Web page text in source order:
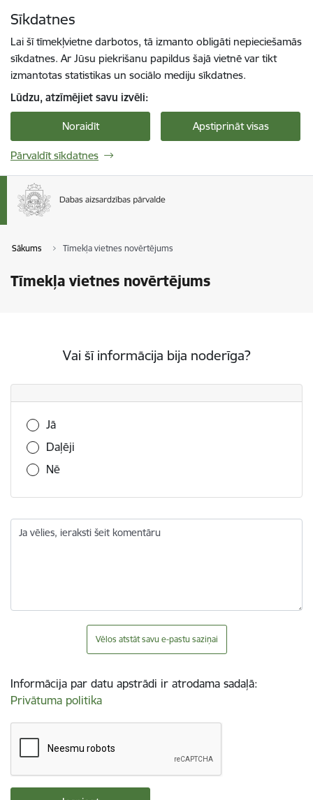
Sīkdatnes
Lai šī tīmekļvietne darbotos, tā izmanto obligāti nepieciešamās
sīkdatnes. Ar Jūsu piekrišanu papildus šajā vietnē var tikt
izmantotas statistikas un sociālo mediju sīkdatnes.
Lūdzu, atzīmējiet savu izvēli:
Noraidīt Apstiprināt visas
Pārvaldīt sīkdatnes
Sākums Tīmekļa vietnes novērtējums
Tīmekļa vietnes novērtējums
Vai šī informācija bija noderīga?
Vai šī informācija bija noderīga?
Jā
Daļēji
Nē
Ja vēlies, ieraksti šeit komentāru
Vēlos atstāt savu e-pastu saziņai
Informācija par datu apstrādi ir atrodama sadaļā:
Privātuma politika